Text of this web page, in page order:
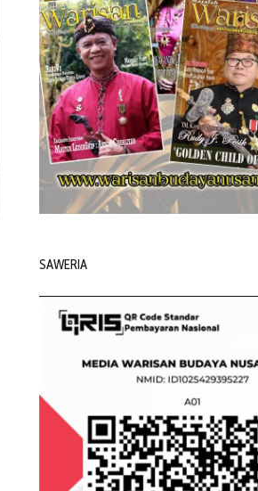
SAWERIA